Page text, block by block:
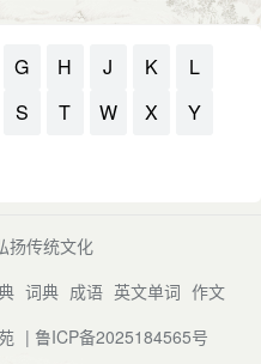
G H J K
L
S T W X
Y
扬传统文化
词典 成语 英文单词 作文
| 鲁ICP备2025184565号